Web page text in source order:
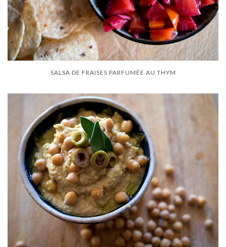
SALSA DE FRAISES PARFUMÉE AU THYM